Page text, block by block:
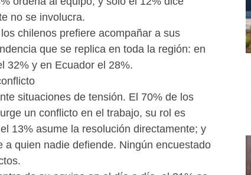
no se involucra.
chilenos prefiere acompañar a sus
que se replica en toda la región: en
32% y en Ecuador el 28%.
situaciones de tensión. El 70% de los
un conflicto en el trabajo, su rol es
13% asume la resolución directamente; y
quien nadie defiende. Ningún encuestado